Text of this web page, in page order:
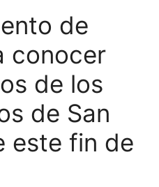
de
conocer
de los
de San
este fin de